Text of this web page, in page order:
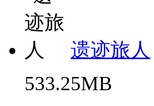
遗迹旅人
533.25MB